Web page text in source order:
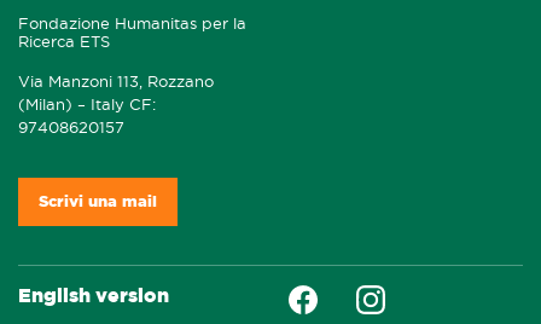
Fondazione Humanitas per la
Ricerca ETS
Via Manzoni 113, Rozzano
(Milan) – Italy CF:
97408620157
Scrivi una mail
English version
FaceboockInstagram